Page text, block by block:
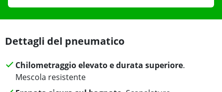
Dettagli del pneumatico
Chilometraggio elevato e durata superiore.
Mescola resistente